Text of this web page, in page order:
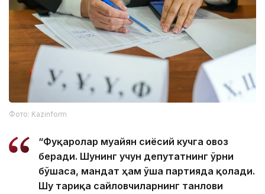
Фото: Kazinform
“Фуқаролар муайян сиёсий кучга овоз
беради. Шунинг учун депутатнинг ўрни
бўшаса, мандат ҳам ўша партияда қолади.
Шу тариқа сайловчиларнинг танлови